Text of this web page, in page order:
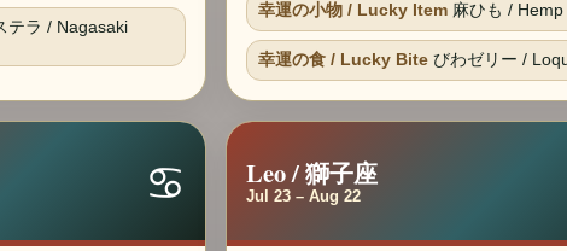
テラ / Nagasaki
幸運の小物 / Lucky Item麻ひも / Hemp
幸運の食 / Lucky Biteびわゼリー /
♋ Leo / 獅子座
Jul 23 – Aug 22